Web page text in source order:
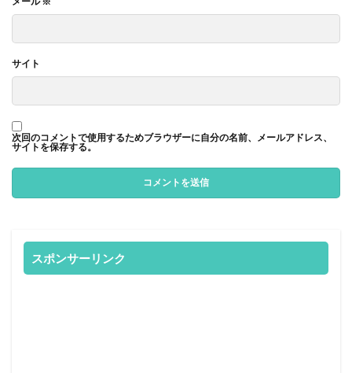
サイト
次回のコメントで使用するためブラウザーに自分の名前、メールアドレス、
サイトを保存する。
スポンサーリンク